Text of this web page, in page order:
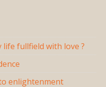
life fullfield with love ?
enlightenment